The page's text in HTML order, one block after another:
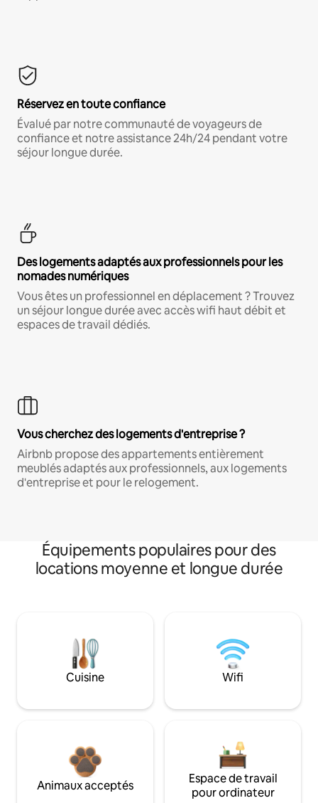
Réservez en toute confiance
Évalué par notre communauté de voyageurs de
confiance et notre assistance 24h/24 pendant votre
séjour longue durée.
Des logements adaptés aux professionnels pour les
nomades numériques
Vous êtes un professionnel en déplacement ? Trouvez
un séjour longue durée avec accès wifi haut débit et
espaces de travail dédiés.
Vous cherchez des logements d'entreprise ?
Airbnb propose des appartements entièrement
meublés adaptés aux professionnels, aux logements
d'entreprise et pour le relogement.
Équipements populaires pour des
locations moyenne et longue durée
Cuisine Wifi
Animaux acceptés
Espace de travail
pour ordinateur